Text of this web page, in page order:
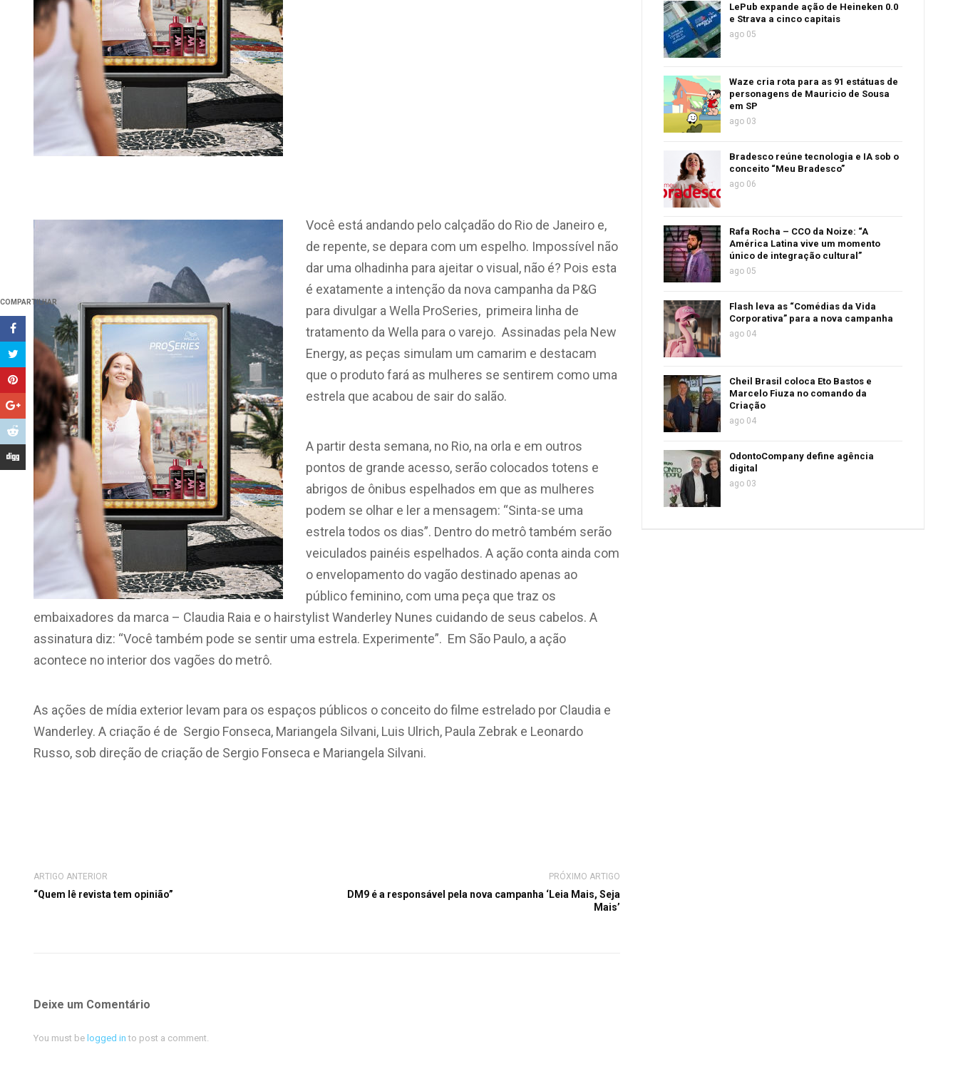
COMPARTILHAR
Você está andando pelo calçadão do Rio de Janeiro e,
de repente, se depara com um espelho. Impossível não
dar uma olhadinha para ajeitar o visual, não é? Pois esta
é exatamente a intenção da nova campanha da P&G
para divulgar a Wella ProSeries, primeira linha de
tratamento da Wella para o varejo. Assinadas pela New
Energy, as peças simulam um camarim e destacam
que o produto fará as mulheres se sentirem como uma
estrela que acabou de sair do salão.
A partir desta semana, no Rio, na orla e em outros
pontos de grande acesso, serão colocados totens e
abrigos de ônibus espelhados em que as mulheres
podem se olhar e ler a mensagem: “Sinta-se uma
estrela todos os dias”. Dentro do metrô também serão
veiculados painéis espelhados. A ação conta ainda com
o envelopamento do vagão destinado apenas ao
público feminino, com uma peça que traz os
embaixadores da marca – Claudia Raia e o hairstylist Wanderley Nunes cuidando de seus cabelos. A
assinatura diz: “Você também pode se sentir uma estrela. Experimente”. Em São Paulo, a ação
acontece no interior dos vagões do metrô.
As ações de mídia exterior levam para os espaços públicos o conceito do filme estrelado por Claudia e
Wanderley. A criação é de Sergio Fonseca, Mariangela Silvani, Luis Ulrich, Paula Zebrak e Leonardo
Russo, sob direção de criação de Sergio Fonseca e Mariangela Silvani.
ARTIGO ANTERIOR
“Quem lê revista tem opinião”
PRÓXIMO ARTIGO
DM9 é a responsável pela nova campanha ‘Leia Mais, Seja
Mais’
Deixe um Comentário
You must be logged in to post a comment.
LePub expande ação de Heineken 0.0
e Strava a cinco capitais
ago 05
Waze cria rota para as 91 estátuas de
personagens de Mauricio de Sousa
em SP
ago 03
Bradesco reúne tecnologia e IA sob o
conceito “Meu Bradesco”
ago 06
Rafa Rocha – CCO da Noize: “A
América Latina vive um momento
único de integração cultural”
ago 05
Flash leva as “Comédias da Vida
Corporativa” para a nova campanha
ago 04
Cheil Brasil coloca Eto Bastos e
Marcelo Fiuza no comando da
Criação
ago 04
OdontoCompany define agência
digital
ago 03